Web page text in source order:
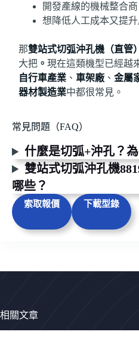
開發產線的機械整合商
想降低人工成本又提
那雙站式切弧沖孔機（直管）
大把。 現在這類機型已經越
自行車產業、 車架廠、 金屬
器材製造業中都很常見。
常見問題（FAQ）
什麼是切弧+沖孔？
雙站式切弧沖孔機
哪些？
索取報價 下載型錄
相關文章